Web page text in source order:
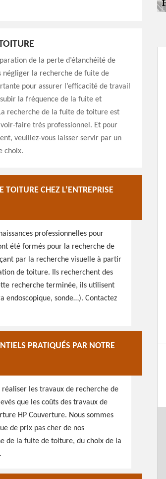
de la perte d’étanchéité de
la recherche de fuite de
pour assurer l’efficacité de travail
la fréquence de la fuite et
recherche de la fuite de toiture est
faire très professionnel. Et pour
veuillez-vous laisser servir par un
choix.
CHEZ L’ENTREPRISE
professionnelles pour
été formés pour la recherche de
par la recherche visuelle à partir
de toiture. Ils recherchent des
recherche terminée, ils utilisent
endoscopique, sonde…). Contactez
PRATIQUÉS PAR NOTRE
les travaux de recherche de
que les coûts des travaux de
HP Couverture. Nous sommes
de prix pas cher de nos
de la fuite de toiture, du choix de la